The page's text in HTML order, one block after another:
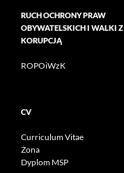
RUCH OCHRONY PRAW
OBYWATELSKICH I WALKI Z
KORUPCJĄ
ROPOiWzK
CV
Curriculum Vitae
Żona
Dyplom MSP